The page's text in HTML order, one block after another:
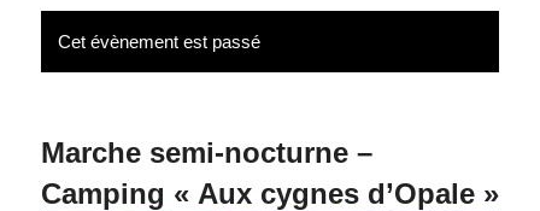
Cet évènement est passé
Marche semi-nocturne –
Camping « Aux cygnes d’Opale »